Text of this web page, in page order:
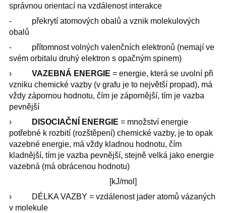
správnou orientací na vzdálenost interakce
- překrytí atomových obalů a vznik molekulových
obalů
- přítomnost volných valenčních elektronů (nemají ve
svém orbitalu druhý elektron s opačným spinem)
› VAZEBNÁ ENERGIE = energie, která se uvolní při
vzniku chemické vazby (v grafu je to největší propad), má
vždy zápornou hodnotu, čím je zápornější, tím je vazba
pevnější
›
DISOCIAČNÍ ENERGIE = množství energie
potřebné k rozbití (rozštěpení) chemické vazby, je to opak
vazebné energie, má vždy kladnou hodnotu, čím
kladnější, tím je vazba pevnější, stejně velká jako energie
vazebná (má obrácenou hodnotu)
[kJ/mol]
› DÉLKA VAZBY = vzdálenost jader atomů vázaných
v molekule